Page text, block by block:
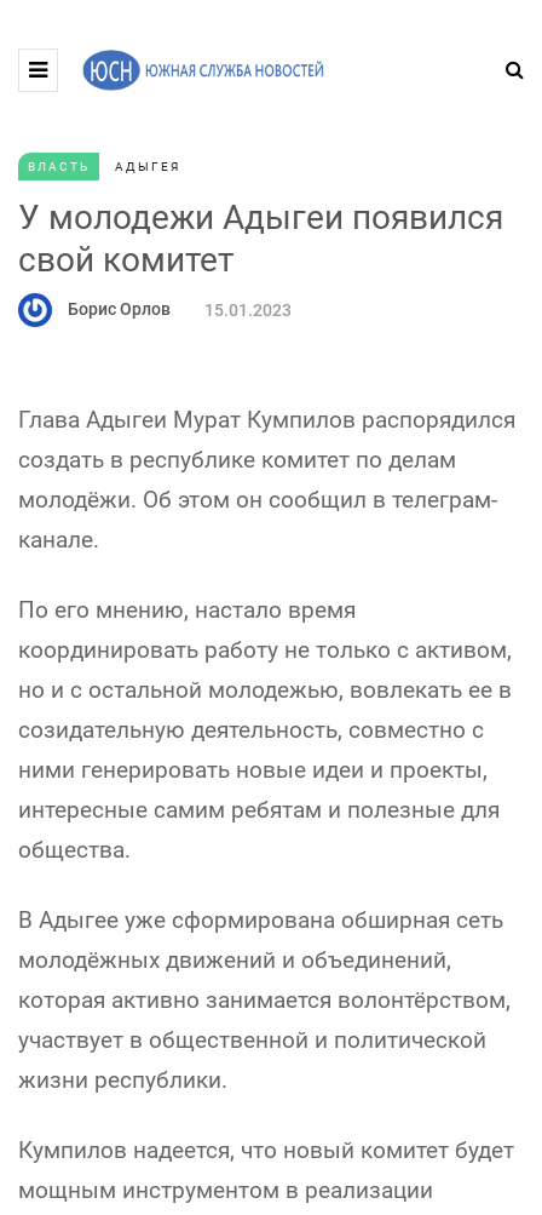
ВЛАСТЬ АДЫГЕЯ
У молодежи Адыгеи появился
свой комитет
Борис Орлов 15.01.2023
Глава Адыгеи Мурат Кумпилов распорядился
создать в республике комитет по делам
молодёжи. Об этом он сообщил в телеграм-
канале.
По его мнению, настало время
координировать работу не только с активом,
но и с остальной молодежью, вовлекать ее в
созидательную деятельность, совместно с
ними генерировать новые идеи и проекты,
интересные самим ребятам и полезные для
общества.
В Адыгее уже сформирована обширная сеть
молодёжных движений и объединений,
которая активно занимается волонтёрством,
участвует в общественной и политической
жизни республики.
Кумпилов надеется, что новый комитет будет
мощным инструментом в реализации